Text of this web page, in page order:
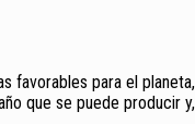
favorables para el
que se puede producir